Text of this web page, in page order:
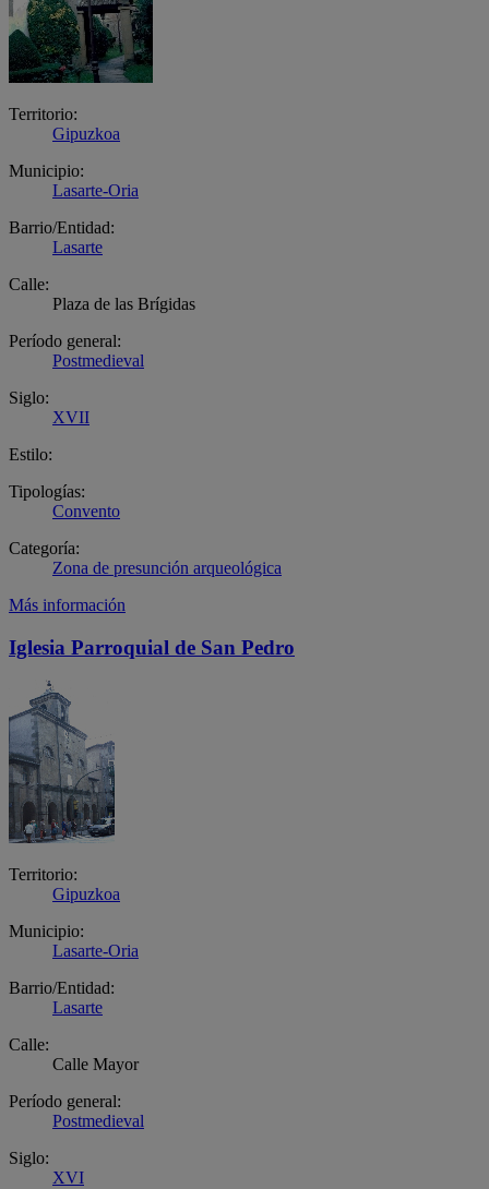
Territorio:
Gipuzkoa
Municipio:
Lasarte-Oria
Barrio/Entidad:
Lasarte
Calle:
Plaza de las Brígidas
Período general:
Postmedieval
Siglo:
XVII
Estilo:
Tipologías:
Convento
Categoría:
Zona de presunción arqueológica
Más información
Iglesia Parroquial de San Pedro
Territorio:
Gipuzkoa
Municipio:
Lasarte-Oria
Barrio/Entidad:
Lasarte
Calle:
Calle Mayor
Período general:
Postmedieval
Siglo:
XVI